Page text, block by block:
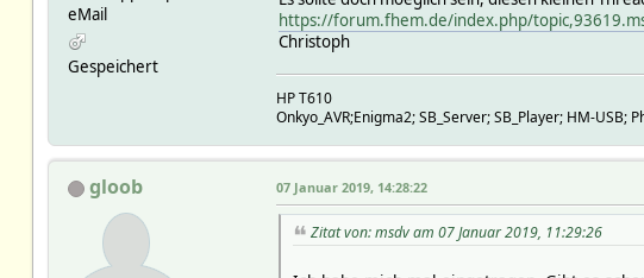
eMail
Gespeichert
https://forum.fhem.de/index.php/
Christoph
HP T610
Onkyo_AVR;Enigma2; SB_Server; SB_Player; HM-
gloob 07 Januar 2019, 14:28:22
Zitat von: msdv am 07 Januar 2019, 11:29:26